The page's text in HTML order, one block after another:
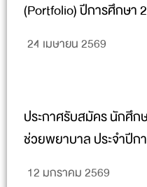
(Portfolio) ปีการศึกษา
24 เมษายน 2569
ประกาศรับสมัคร นักศึ
ช่วยพยาบาล ประจำปีก
12 มกราคม 2569